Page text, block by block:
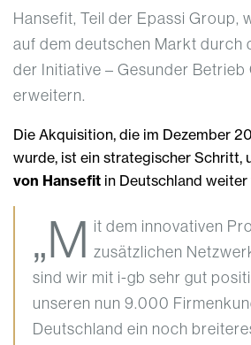
Hansefit, Teil der Epassi Group,
auf dem deutschen Markt durch
der Initiative – Gesunder Betrieb
erweitern.
Die Akquisition, die im Dezember
wurde, ist ein strategischer Schritt,
von Hansefit in Deutschland
„M it dem innovativen
zusätzlichen
sind wir mit i-gb sehr gut
unseren nun 9.000
Deutschland ein noch